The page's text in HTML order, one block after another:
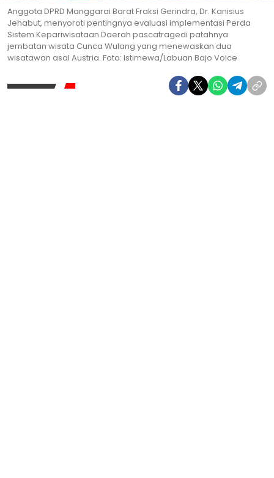
Anggota DPRD Manggarai Barat Fraksi Gerindra, Dr. Kanisius
Jehabut, menyoroti pentingnya evaluasi implementasi Perda
Sistem Kepariwisataan Daerah pascatragedi patahnya
jembatan wisata Cunca Wulang yang menewaskan dua
wisatawan asal Austria. Foto: Istimewa/Labuan Bajo Voice